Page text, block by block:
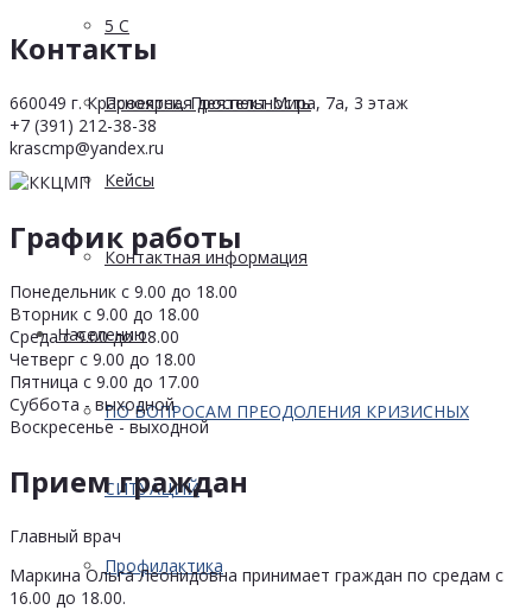
5 С
Проектная деятельность
Кейсы
Контактная информация
Населению
ПО ВОПРОСАМ ПРЕОДОЛЕНИЯ КРИЗИСНЫХ
СИТУАЦИЙ
Профилактика
Контакты
660049 г. Красноярск, Проспект Мира, 7а, 3 этаж
+7 (391) 212-38-38
krascmp@yandex.ru
График работы
Понедельник с 9.00 до 18.00
Вторник с 9.00 до 18.00
Среда с 9.00 до 18.00
Четверг с 9.00 до 18.00
Пятница с 9.00 до 17.00
Суббота - выходной
Воскресенье - выходной
Прием граждан
Главный врач
Маркина Ольга Леонидовна принимает граждан по средам с
16.00 до 18.00.